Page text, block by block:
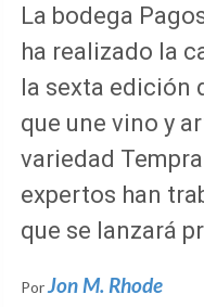
La bodega
ha realizado la
la sexta edición
que une vino y
variedad
expertos han
que se lanzará
PorJon M. Rhode